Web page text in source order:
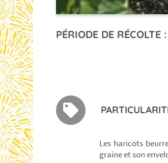
PÉRIODE DE RÉCOLTE :
Les haricots
graine et son